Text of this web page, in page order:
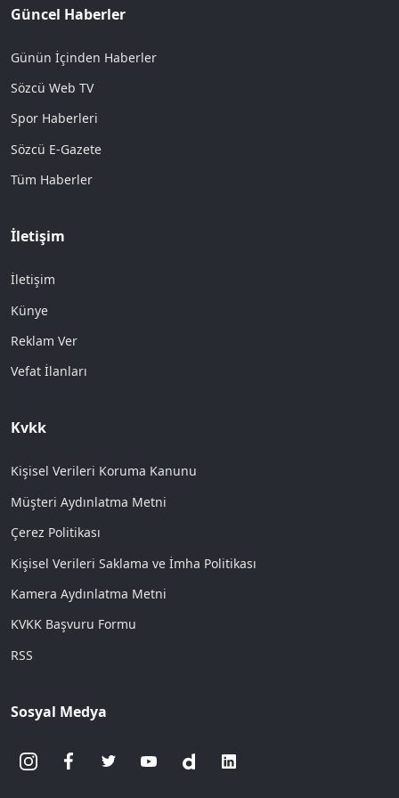
Güncel Haberler
Günün İçinden Haberler
Sözcü Web TV
Spor Haberleri
Sözcü E-Gazete
Tüm Haberler
İletişim
İletişim
Künye
Reklam Ver
Vefat İlanları
Kvkk
Kişisel Verileri Koruma Kanunu
Müşteri Aydınlatma Metni
Çerez Politikası
Kişisel Verileri Saklama ve İmha Politikası
Kamera Aydınlatma Metni
KVKK Başvuru Formu
RSS
Sosyal Medya